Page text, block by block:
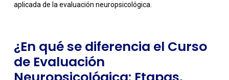
aplicada de la evaluación neuropsicológica.
¿En qué se diferencia el Curso
de Evaluación